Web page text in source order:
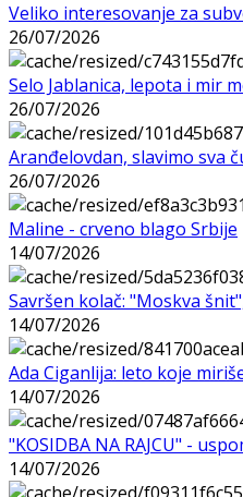
Veliko interesovanje za
26/07/2026
Selo Jablanica, lepota i mir
26/07/2026
Aranđelovdan, slavimo sva
26/07/2026
Maline - crveno blago Srbije
14/07/2026
Savršen kolač: "Moskva
14/07/2026
Ada Ciganlija: leto koje
14/07/2026
"KOSIDBA NA RAJCU" -
14/07/2026